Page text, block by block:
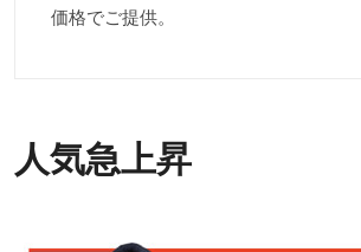
価格でご提供。
人気急上昇